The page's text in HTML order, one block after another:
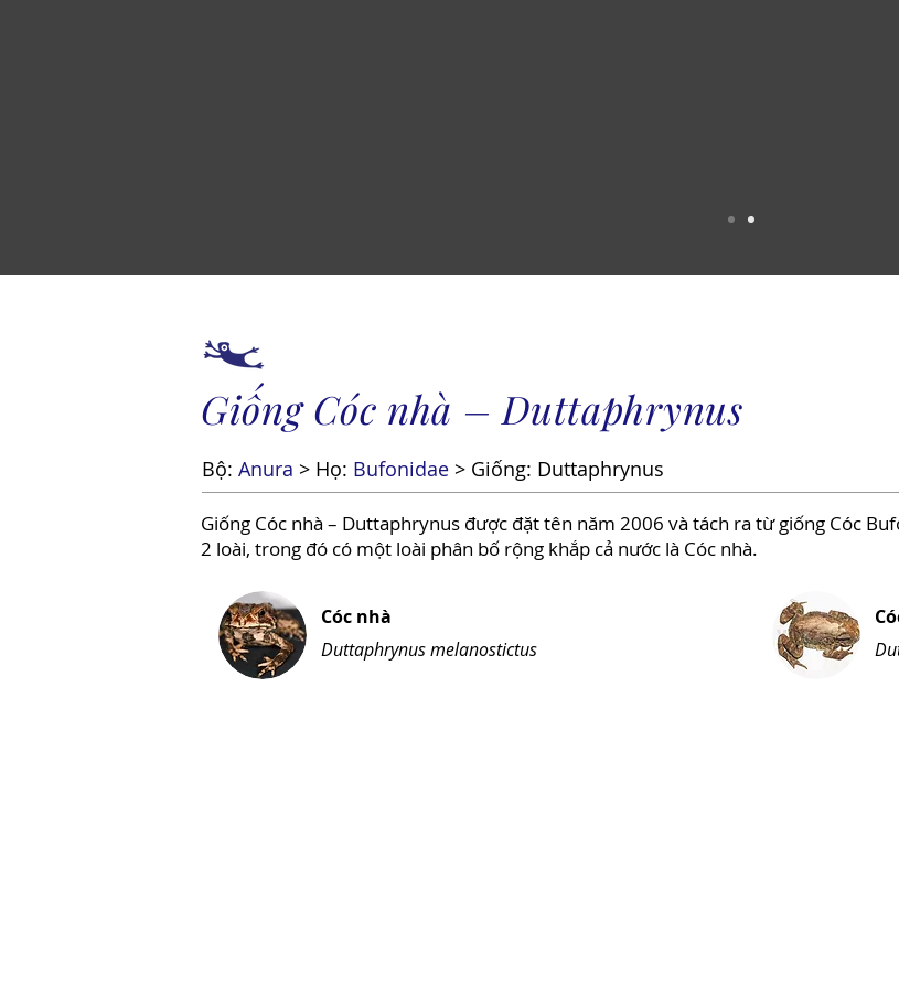
Giống Cóc nhà – Duttaphrynus
Bộ: Anura > Họ: Bufonidae > Giống: Duttaphrynus
Giống Cóc nhà – Duttaphrynus được đặt tên năm 2006 và tách ra từ giống Cóc
2 loài, trong đó có một loài phân bố rộng khắp cả nước là Cóc nhà.
Cóc nhà
Duttaphrynus melanostictus